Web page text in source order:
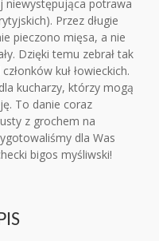
niewystępująca potrawa
Przez długie
pieczono mięsa, a nie
Dzięki temu zebrał tak
kuł łowieckich.
kucharzy, którzy mogą
To danie coraz
z grochem na
dla Was
bigos myśliwski!